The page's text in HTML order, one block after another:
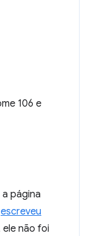
106 e
página
escreveu
não foi